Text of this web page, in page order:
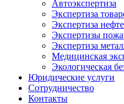
Автоэкспертиза
Экспертиза
Экспертиза
Экспертизы
Экспертиза
Медицинская
Экологическая
Юридические услуги
Сотрудничество
Контакты